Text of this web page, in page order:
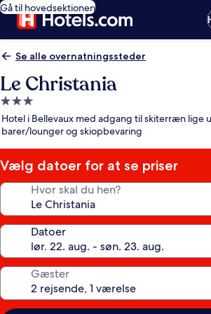
Gå til hovedsektionen
Se alle overnatningssteder
Le Christania
3.0-
stjernet
overnatningssted
Hotel i Bellevaux med adgang til skiterræn lige
barer/lounger og skiopbevaring
Vælg datoer for at se priser
Hvor skal du hen?
Datoer
Gæster